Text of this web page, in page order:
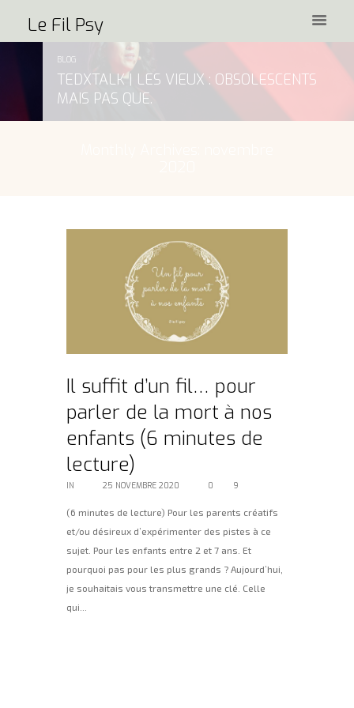
Le Fil Psy
BLOG
TEDXTALK | LES VIEUX : OBSOLESCENTS
MAIS PAS QUE.
Il suffit d’un fil… pour
parler de la mort à nos
enfants (6 minutes de
lecture)
IN 25 NOVEMBRE 2020 0 9
(6 minutes de lecture) Pour les parents créatifs
et/ou désireux d’expérimenter des pistes à ce
sujet. Pour les enfants entre 2 et 7 ans. Et
pourquoi pas pour les plus grands ? Aujourd’hui,
je souhaitais vous transmettre une clé. Celle
qui...